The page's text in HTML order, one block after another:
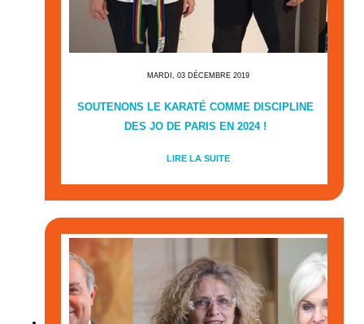
MARDI, 03 DÉCEMBRE 2019
SOUTENONS LE KARATÉ COMME DISCIPLINE
DES JO DE PARIS EN 2024 !
LIRE LA SUITE